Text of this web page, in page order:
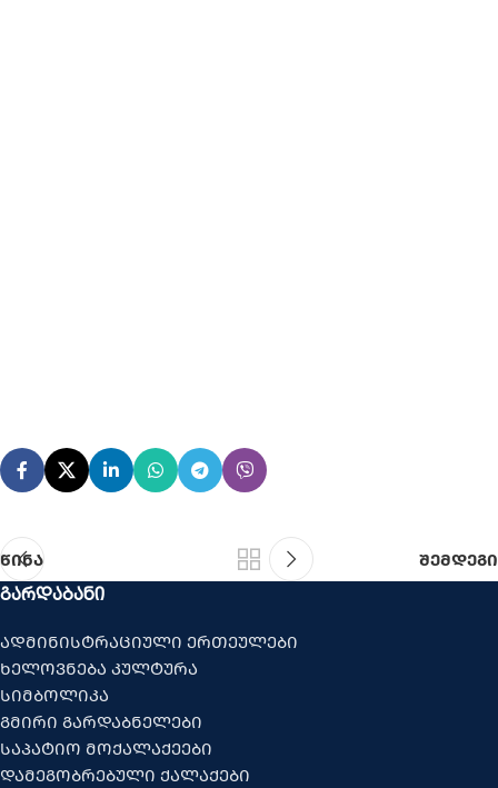
წინა
შემდეგი
ᲒᲐᲠᲓᲐᲑᲐᲜᲘ
ადმინისტრაციული ერთეულები
ხელოვნება კულტურა
სიმბოლიკა
გმირი გარდაბნელები
საპატიო მოქალაქეები
დამეგობრებული ქალაქები